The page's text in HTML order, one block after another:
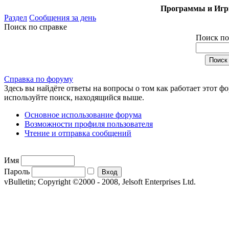
Программы и
Раздел Сообщения за день
Поиск по справке
Поиск
Справка по форуму
Здесь вы найдёте ответы на вопросы о том как работает
используйте поиск, находящийся выше.
Основное использование форума
Возможности профиля пользователя
Чтение и отправка сообщений
Имя
Пароль
vBulletin; Copyright ©2000 - 2008, Jelsoft Enterprises Ltd.